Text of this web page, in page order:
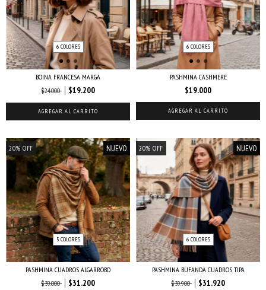
6 COLORES
BOINA FRANCESA MARGA
$24.000
$19.200
AGREGAR AL CARRITO
6 COLORES
PASHMINA CASHMERE
$19.000
AGREGAR AL CARRITO
20% OFF NUEVO
5 COLORES
PASHMINA CUADROS ALGARROBO
$39.000
$31.200
20% OFF NUEVO
6 COLORES
PASHMINA BUFANDA CUADROS TIPA
$39.900
$31.920